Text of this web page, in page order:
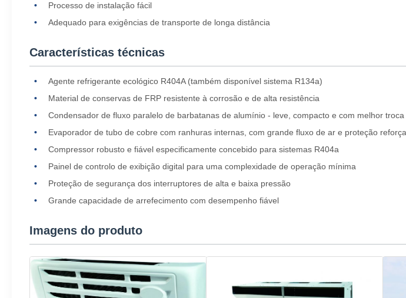
Processo de instalação fácil
Adequado para exigências de transporte de longa distância
Características técnicas
Agente refrigerante ecológico R404A (também disponível sistema R134a)
Material de conservas de FRP resistente à corrosão e de alta resistência
Condensador de fluxo paralelo de barbatanas de alumínio - leve, compacto e com melhor
Evaporador de tubo de cobre com ranhuras internas, com grande fluxo de ar e proteção
Compressor robusto e fiável especificamente concebido para sistemas R404a
Painel de controlo de exibição digital para uma complexidade de operação mínima
Proteção de segurança dos interruptores de alta e baixa pressão
Grande capacidade de arrefecimento com desempenho fiável
Imagens do produto